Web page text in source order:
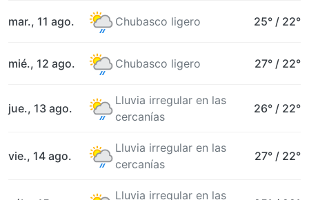
mar., 11 ago. Chubasco ligero 25° / 22°
mié., 12 ago. Chubasco ligero 27° / 22°
jue., 13 ago.
Lluvia irregular en las
cercanías
26° / 22°
vie., 14 ago.
Lluvia irregular en las
cercanías
27° / 22°
Lluvia irregular en las